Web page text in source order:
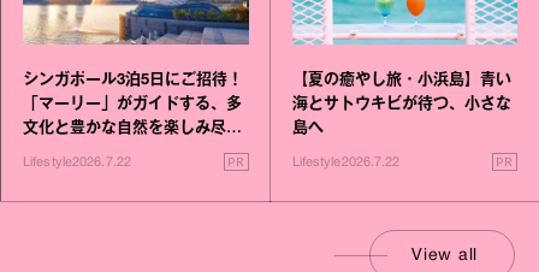
シンガポール3泊5日にご招待！
「マーリー」がガイドする、多
文化と豊かな自然を楽しみ尽く
Lifestyle2026.7.22 PR
【夏の癒やし旅・小浜島】青い
海とサトウキビが待つ、小さな
島へ
Lifestyle2026.7.22 PR
View all